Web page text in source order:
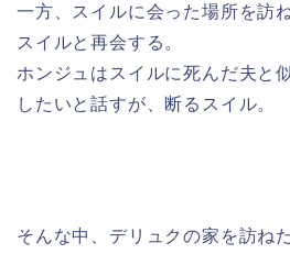
一方、スイルに会った場所を訪
スイルと再会する。
ホンジュはスイルに死んだ夫と
したいと話すが、断るスイル。
そんな中、デリュクの家を訪ね